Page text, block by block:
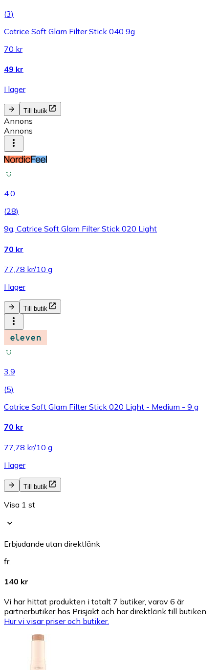
(3)
Catrice Soft Glam Filter Stick 040 9g
70 kr
49 kr
I lager
Till butik
Annons
Annons
4.0
(28)
9g, Catrice Soft Glam Filter Stick 020 Light
70 kr
77,78 kr/10 g
I lager
Till butik
3.9
(5)
Catrice Soft Glam Filter Stick 020 Light - Medium - 9 g
70 kr
77,78 kr/10 g
I lager
Till butik
Visa 1 st
Erbjudande utan direktlänk
fr.
140 kr
Vi har hittat produkten i totalt 7 butiker, varav 6 är
partnerbutiker hos Prisjakt och har direktlänk till butiken.
Hur vi visar priser och butiker.